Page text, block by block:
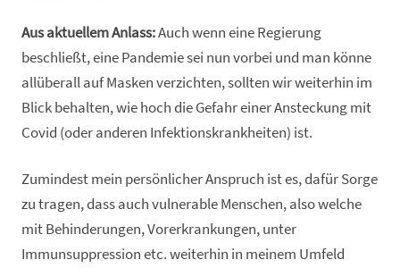
Aus aktuellem Anlass:Auch wenn eine Regierung
beschließt, eine Pandemie sei nun vorbei und man könne
allüberall auf Masken verzichten, sollten wir weiterhin im
Blick behalten, wie hoch die Gefahr einer Ansteckung mit
Covid (oder anderen Infektionskrankheiten) ist.
Zumindest mein persönlicher Anspruch ist es, dafür Sorge
zu tragen, dass auch vulnerable Menschen, also welche
mit Behinderungen, Vorerkrankungen, unter
Immunsuppression etc. weiterhin in meinem Umfeld